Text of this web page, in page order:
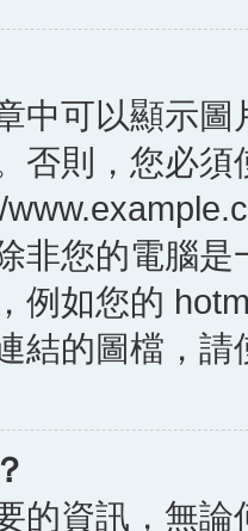
中可以顯示
否則，您必
非您的電腦
例如您的
結的圖檔，
的資訊，無